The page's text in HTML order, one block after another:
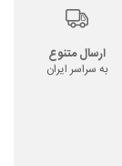
ارسال متنوع
به سراسر ایران